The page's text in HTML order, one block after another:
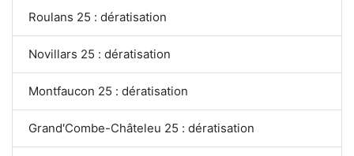
Roulans 25 : dératisation
Novillars 25 : dératisation
Montfaucon 25 : dératisation
Grand'Combe-Châteleu 25 : dératisation